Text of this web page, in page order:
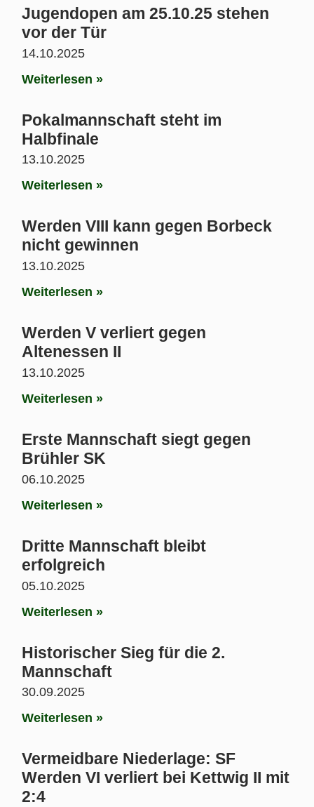
Jugendopen am 25.10.25 stehen
vor der Tür
14.10.2025
Weiterlesen »
Pokalmannschaft steht im
Halbfinale
13.10.2025
Weiterlesen »
Werden VIII kann gegen Borbeck
nicht gewinnen
13.10.2025
Weiterlesen »
Werden V verliert gegen
Altenessen II
13.10.2025
Weiterlesen »
Erste Mannschaft siegt gegen
Brühler SK
06.10.2025
Weiterlesen »
Dritte Mannschaft bleibt
erfolgreich
05.10.2025
Weiterlesen »
Historischer Sieg für die 2.
Mannschaft
30.09.2025
Weiterlesen »
Vermeidbare Niederlage: SF
Werden VI verliert bei Kettwig II mit
2:4